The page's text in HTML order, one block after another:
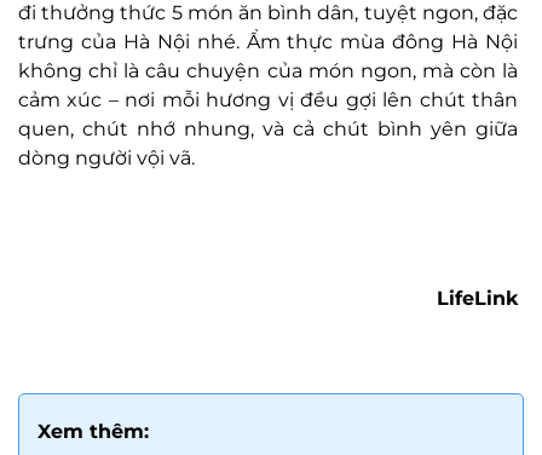
đi thưởng thức 5 món ăn bình dân, tuyệt ngon, đặc
trưng của Hà Nội nhé. Ẩm thực mùa đông Hà Nội
không chỉ là câu chuyện của món ngon, mà còn là
cảm xúc – nơi mỗi hương vị đều gợi lên chút thân
quen, chút nhớ nhung, và cả chút bình yên giữa
dòng người vội vã.
LifeLink
Xem thêm: